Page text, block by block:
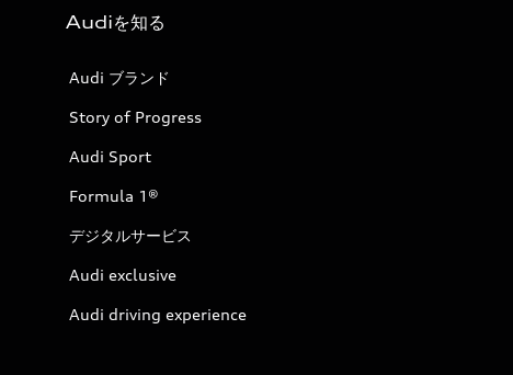
Audiを知る
Audi ブランド
Story of Progress
Audi Sport
Formula 1®
デジタルサービス
Audi exclusive
Audi driving experience